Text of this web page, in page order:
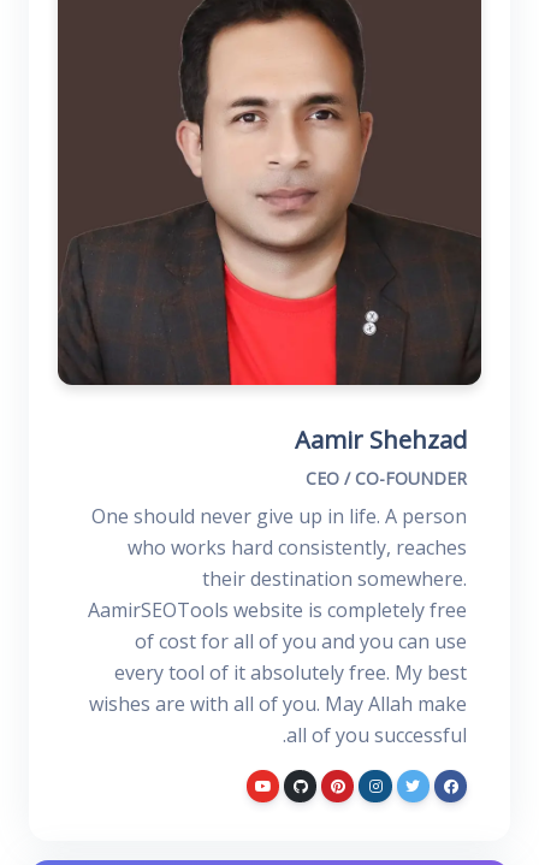
Aamir Shehzad
CEO / CO-FOUNDER
One should never give up in life. A person
who works hard consistently, reaches
their destination somewhere.
AamirSEOTools website is completely free
of cost for all of you and you can use
every tool of it absolutely free. My best
wishes are with all of you. May Allah make
all of you successful.